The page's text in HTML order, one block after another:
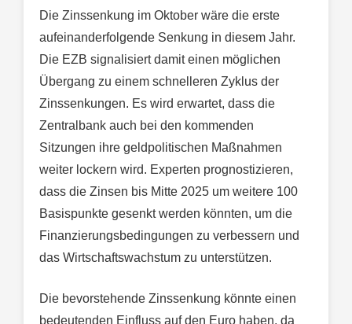
Die Zinssenkung im Oktober wäre die erste
aufeinanderfolgende Senkung in diesem Jahr.
Die EZB signalisiert damit einen möglichen
Übergang zu einem schnelleren Zyklus der
Zinssenkungen. Es wird erwartet, dass die
Zentralbank auch bei den kommenden
Sitzungen ihre geldpolitischen Maßnahmen
weiter lockern wird. Experten prognostizieren,
dass die Zinsen bis Mitte 2025 um weitere 100
Basispunkte gesenkt werden könnten, um die
Finanzierungsbedingungen zu verbessern und
das Wirtschaftswachstum zu unterstützen.
Die bevorstehende Zinssenkung könnte einen
bedeutenden Einfluss auf den Euro haben, da